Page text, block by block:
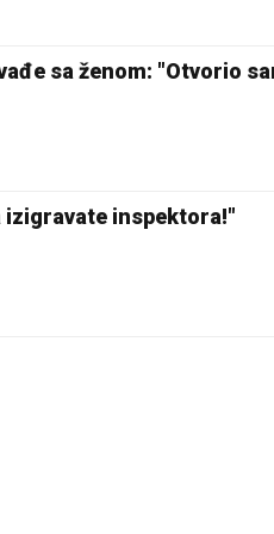
sa ženom: "Otvorio
izigravate inspektora!"